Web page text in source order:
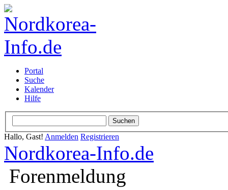
Portal
Suche
Kalender
Hilfe
Hallo, Gast! Anmelden Registrieren
Nordkorea-Info.de
Forenmeldung